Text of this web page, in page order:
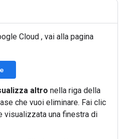
Cloud , vai alla pagina
altro nella riga della
che vuoi eliminare. Fai clic
visualizzata una finestra di